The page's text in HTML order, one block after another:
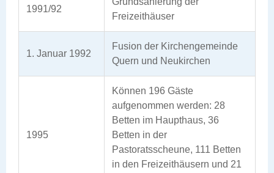
1991/92
Freizeithäuser
1. Januar 1992
Fusion der Kirchengemeinde
Quern und Neukirchen
1995
Können 196 Gäste
aufgenommen werden: 28
Betten im Haupthaus, 36
Betten in der
Pastoratsscheune, 111 Betten
in den Freizeithäusern und 21